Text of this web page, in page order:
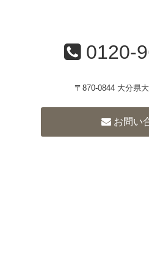
0120-
〒870-0844 大分県
お問い